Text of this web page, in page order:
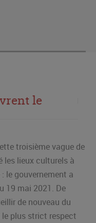
le
troisième vague de
les lieux culturels à
le gouvernement a
19 mai 2021. De
de nouveau du
plus strict respect